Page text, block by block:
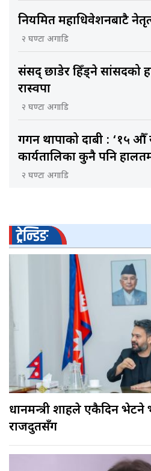
नियमित महाधिवेशनबाटै
२ घण्टा अगाडि
संसद् छाडेर हिँड्ने सांसदको
रास्वपा
२ घण्टा अगाडि
गगन थापाको दाबी : ‘१५ औँ
कार्यतालिका कुनै पनि
२ घण्टा अगाडि
ट्रेन्डिङ
प्रधानमन्त्री शाहले एकैदिन
राजदुतसँग